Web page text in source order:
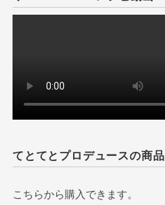
てとてとプロデュースの商品
こちらから購入できます。